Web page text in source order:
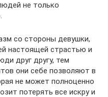
не только
со стороны девушки,
настоящей страстью и
друг другу, тем
они себе позволяют в
не может полноценно
потерять все искру и